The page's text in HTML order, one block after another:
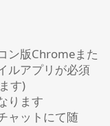
ン版Chromeまた
ルアプリが必須
す)
ります
ャットにて随